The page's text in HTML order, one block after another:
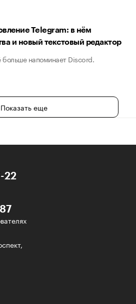
Telegram: в нём
и новый текстовый редактор
напоминает Discord.
Показать еще
22
рассылки!